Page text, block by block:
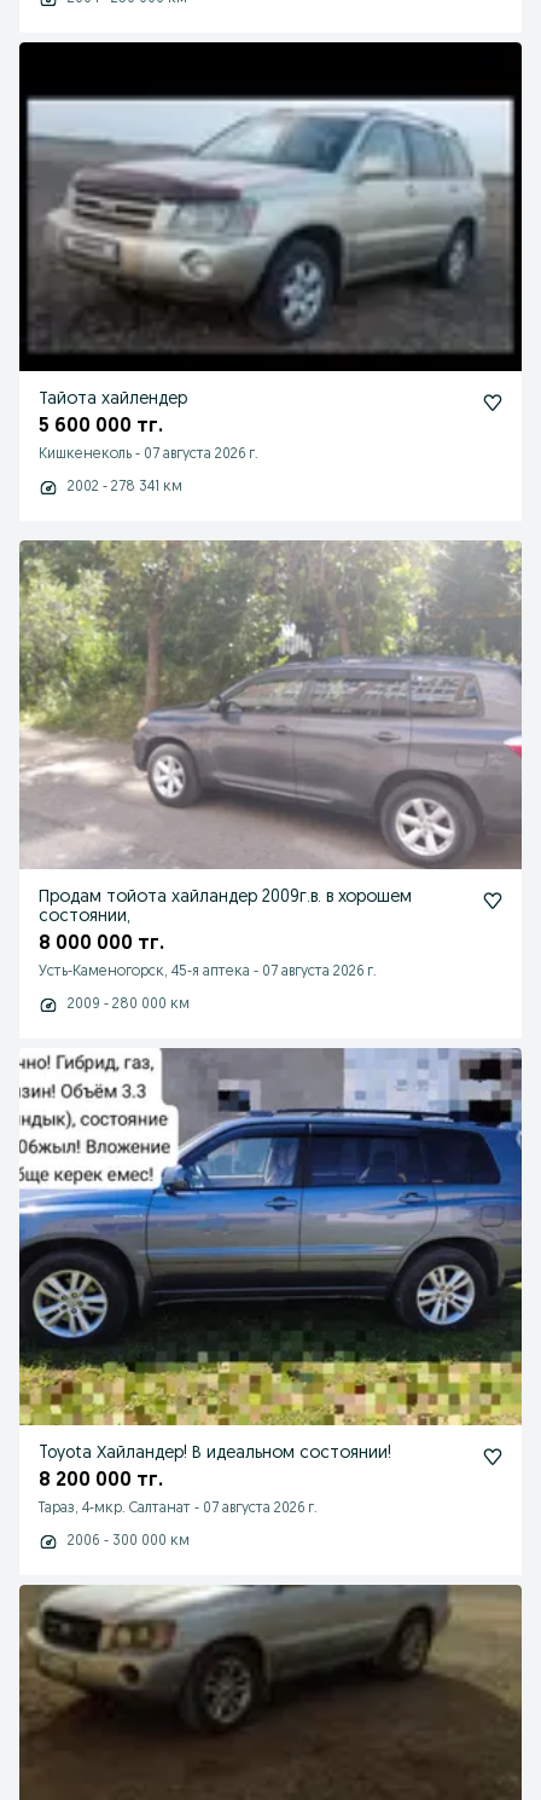
Тайота хайлендер
5 600 000 тг.
Кишкенеколь - 07 августа 2026 г.
2002 - 278 341 км
Продам тойота хайландер 2009г.в. в хорошем
состоянии,
8 000 000 тг.
Усть-Каменогорск, 45-я аптека - 07 августа 2026 г.
2009 - 280 000 км
Toyota Хайландер! В идеальном состоянии!
8 200 000 тг.
Тараз, 4-мкр. Салтанат - 07 августа 2026 г.
2006 - 300 000 км